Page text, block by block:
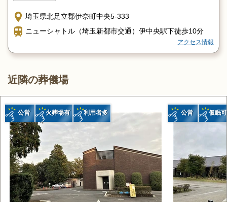
埼玉県北足立郡伊奈町中央5-333
ニューシャトル（埼玉新都市交通）伊中央駅下徒歩10分
アクセス情報
近隣の葬儀場
公営 火葬場有 利用者多 公営 仮眠可